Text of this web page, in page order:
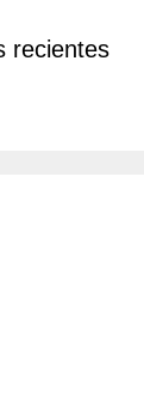
recientes